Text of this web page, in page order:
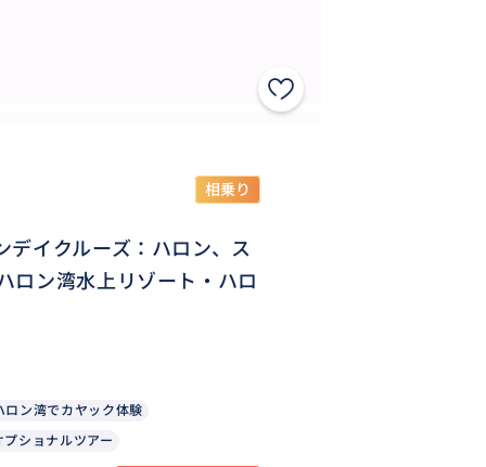
相乗り
デイクルーズ：ハロン、ス
ロン湾水上リゾート・ハロ
ロン湾でカヤック体験
プショナルツアー